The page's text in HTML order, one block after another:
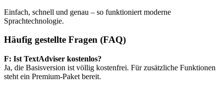
Einfach, schnell und genau – so funktioniert moderne
Sprachtechnologie.
Häufig gestellte Fragen (FAQ)
F: Ist TextAdviser kostenlos?
Ja, die Basisversion ist völlig kostenfrei. Für zusätzliche Funktionen
steht ein Premium-Paket bereit.